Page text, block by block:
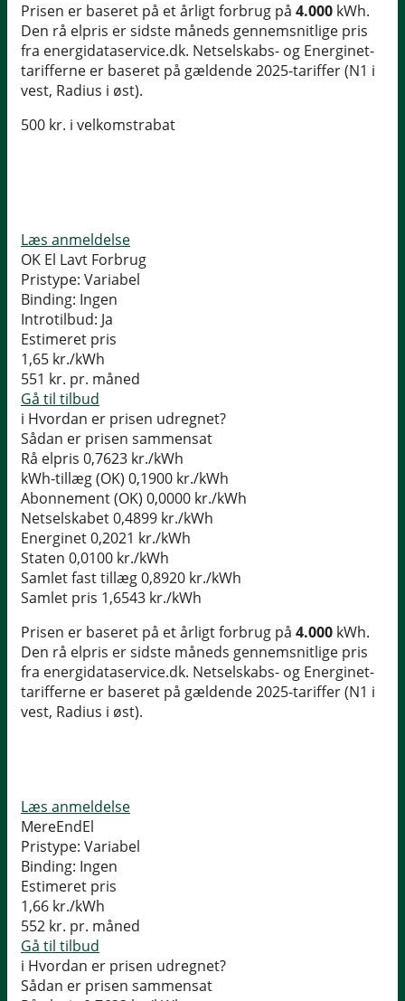
Prisen er baseret på et årligt forbrug på 4.000 kWh.
Den rå elpris er sidste måneds gennemsnitlige pris
fra energidataservice.dk. Netselskabs- og Energinet-
tarifferne er baseret på gældende 2025-tariffer (N1 i
vest, Radius i øst).
500 kr. i velkomstrabat
Læs anmeldelse
OK El Lavt Forbrug
Pristype: Variabel
Binding: Ingen
Introtilbud: Ja
Estimeret pris
1,65 kr./kWh
551 kr. pr. måned
Gå til tilbud
i Hvordan er prisen udregnet?
Sådan er prisen sammensat
Rå elpris 0,7623 kr./kWh
kWh-tillæg (OK) 0,1900 kr./kWh
Abonnement (OK) 0,0000 kr./kWh
Netselskabet0,4899 kr./kWh
Energinet0,2021 kr./kWh
Staten 0,0100 kr./kWh
Samlet fast tillæg0,8920 kr./kWh
Samlet pris 1,6543 kr./kWh
Prisen er baseret på et årligt forbrug på 4.000 kWh.
Den rå elpris er sidste måneds gennemsnitlige pris
fra energidataservice.dk. Netselskabs- og Energinet-
tarifferne er baseret på gældende 2025-tariffer (N1 i
vest, Radius i øst).
Læs anmeldelse
MereEndEl
Pristype: Variabel
Binding: Ingen
Estimeret pris
1,66 kr./kWh
552 kr. pr. måned
Gå til tilbud
i Hvordan er prisen udregnet?
Sådan er prisen sammensat